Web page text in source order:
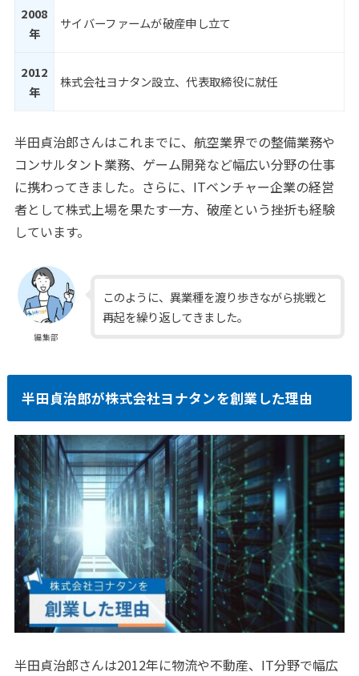
2008
年
サイバーファームが破産申し立て
2012
年
株式会社ヨナタン設立、代表取締役に就任
半田貞治郎さんはこれまでに、航空業界での整備業務や
コンサルタント業務、ゲーム開発など幅広い分野の仕事
に携わってきました。さらに、ITベンチャー企業の経営
者として株式上場を果たす一方、破産という挫折も経験
しています。
編集部
このように、異業種を渡り歩きながら挑戦と
再起を繰り返してきました。
半田貞治郎が株式会社ヨナタンを創業した理由
半田貞治郎さんは2012年に物流や不動産、IT分野で幅広